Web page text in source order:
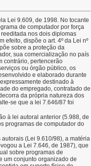
Lei 9.609, de 1998. No tocante
de computador por força
nos dois diplomas
efeito, dispõe o art. 4º da Lei nº
sobre a proteção da
sua comercialização no país
contrário, pertencerão
ou órgão público, os
e elaborado durante
destinado à
do empregado, contratado de
da própria natureza dos
se que a lei 7.646/87 foi
à lei autoral anterior (5.988, de
programas de computador do
(Lei 9.610/98), a matéria
a Lei 7.646, de 1987), que
sobre programas de
um conjunto organizado de